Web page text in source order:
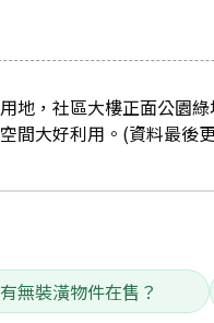
地，社區大樓正面公園
間大好利用。(資料最後
有無裝潢物件在售？